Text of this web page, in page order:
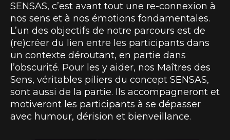
SENSAS, c’est avant tout une re-connexion à
nos sens et à nos émotions fondamentales.
L’un des objectifs de notre parcours est de
(re)créer du lien entre les participants dans
un contexte déroutant, en partie dans
l’obscurité. Pour les y aider, nos Maîtres des
Sens, véritables piliers du concept SENSAS,
sont aussi de la partie. Ils accompagneront et
motiveront les participants à se dépasser
avec humour, dérision et bienveillance.